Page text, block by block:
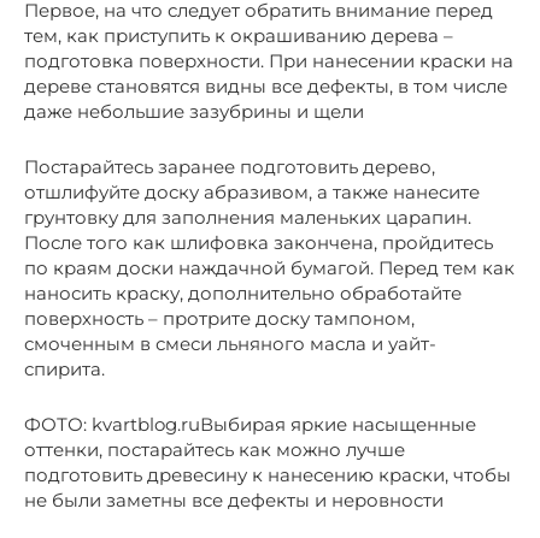
Первое, на что следует обратить внимание перед
тем, как приступить к окрашиванию дерева –
подготовка поверхности. При нанесении краски на
дереве становятся видны все дефекты, в том числе
даже небольшие зазубрины и щели
Постарайтесь заранее подготовить дерево,
отшлифуйте доску абразивом, а также нанесите
грунтовку для заполнения маленьких царапин.
После того как шлифовка закончена, пройдитесь
по краям доски наждачной бумагой. Перед тем как
наносить краску, дополнительно обработайте
поверхность – протрите доску тампоном,
смоченным в смеси льняного масла и уайт-
спирита.
ФОТО: kvartblog.ruВыбирая яркие насыщенные
оттенки, постарайтесь как можно лучше
подготовить древесину к нанесению краски, чтобы
не были заметны все дефекты и неровности